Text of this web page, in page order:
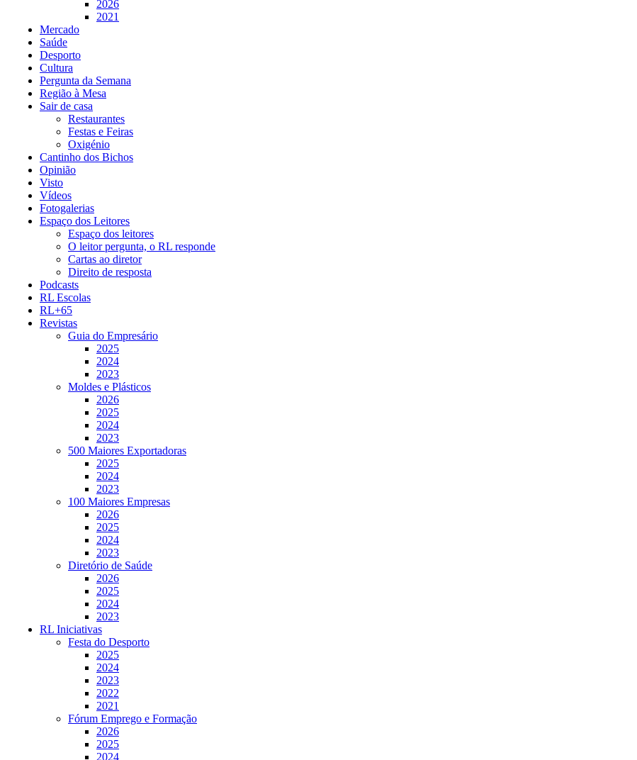
2026
2021
Mercado
Saúde
Desporto
Cultura
Pergunta da Semana
Região à Mesa
Sair de casa
Restaurantes
Festas e Feiras
Oxigénio
Cantinho dos Bichos
Opinião
Visto
Vídeos
Fotogalerias
Espaço dos Leitores
Espaço dos leitores
O leitor pergunta, o RL responde
Cartas ao diretor
Direito de resposta
Podcasts
RL Escolas
RL+65
Revistas
Guia do Empresário
2025
2024
2023
Moldes e Plásticos
2026
2025
2024
2023
500 Maiores Exportadoras
2025
2024
2023
100 Maiores Empresas
2026
2025
2024
2023
Diretório de Saúde
2026
2025
2024
2023
RL Iniciativas
Festa do Desporto
2025
2024
2023
2022
2021
Fórum Emprego e Formação
2026
2025
2024